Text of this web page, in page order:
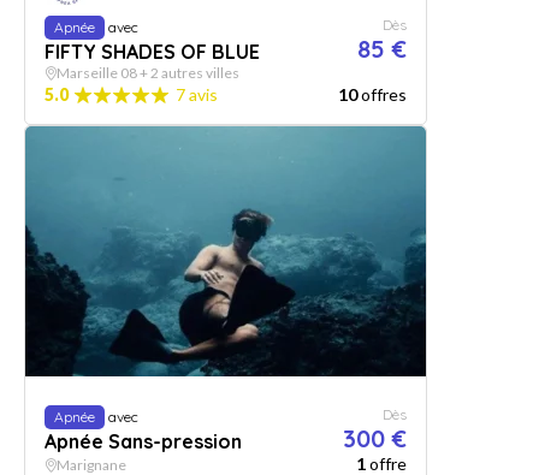
Apnée avec
FIFTY SHADES OF BLUE
Dès
85 €
Marseille 08 + 2 autres villes
5.0 7 avis 10offres
Apnée avec
Apnée Sans-pression
Dès
300 €
Marignane 1offre